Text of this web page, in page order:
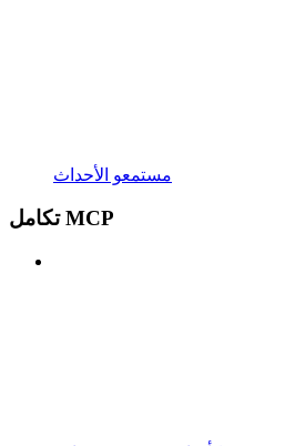
مستمعو الأحداث
تكامل MCP